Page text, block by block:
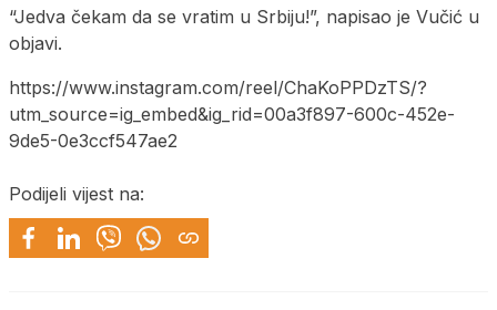
“Jedva čekam da se vratim u Srbiju!”, napisao je Vučić u
objavi.
https://www.instagram.com/reel/ChaKoPPDzTS/?
utm_source=ig_embed&ig_rid=00a3f897-600c-452e-
9de5-0e3ccf547ae2
Podijeli vijest na: